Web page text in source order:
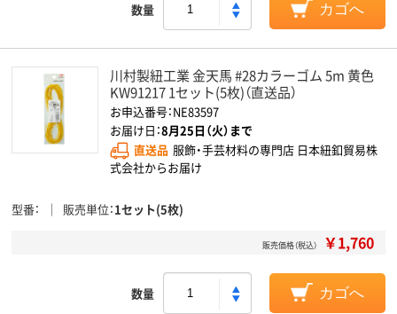
数量 カゴへ
川村製紐工業 金天馬 #28カラーゴム 5m 黄色
KW91217 1セット(5枚)（直送品）
お申込番号：NE83597
お届け日：8月25日（火）まで
直送品 服飾・手芸材料の専門店 日本紐釦貿易株
式会社からお届け
型番 販売単位 1セット(5枚)
販売価格（税込） ￥1,760
数量 カゴへ